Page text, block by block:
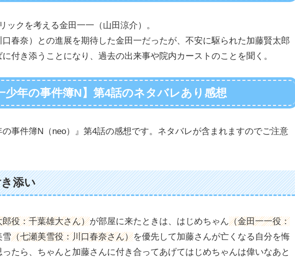
ックを考える金田一一（山田涼介）。
春奈）との進展を期待した金田一だったが、不安に駆られた加藤賢太郎
に付き添うことになり、過去の出来事や院内カーストのことを聞く。
少年の事件簿N】第4話のネタバレあり感想
事件簿N（neo）』第4話の感想です。ネタバレが含まれますのでご注意
添い
郎役：千葉雄大さん）が部屋に来たときは、はじめちゃん（金田一一役：
雪（七瀬美雪役：川口春奈さん）を優先して加藤さんが亡くなる自分を悔
たら、ちゃんと加藤さんに付き合ってあげてはじめちゃんは偉いなあと